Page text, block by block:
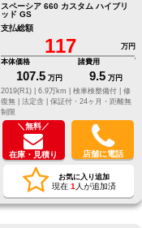
スペーシア 660 カスタム ハイブリ
ッド GS
支払総額
117
万円
本体価格
107.5 万円
諸費用
9.5 万円
2019(R1) |
6.9万km | 検車検整備付 | 修
復無 | 法定含 | 保証付・24ヶ月・距離無
制限
＼無料／
在庫・見積り 店舗に電話
お気に入り追加
現在 1 人が追加済